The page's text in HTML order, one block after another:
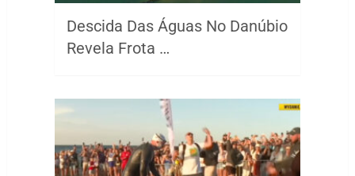
Descida Das Águas No Danúbio
Revela Frota …